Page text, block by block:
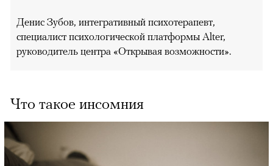
Денис Зубов, интегративный психотерапевт,
специалист психологической платформы Alter,
руководитель центра «Открывая возможности».
Что такое инсомния